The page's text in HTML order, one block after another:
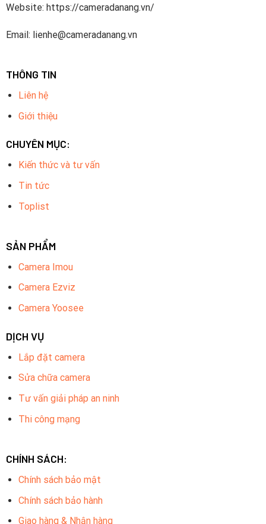
Website: https://cameradanang.vn/
Email: lienhe@cameradanang.vn
THÔNG TIN
Liên hệ
Giới thiệu
CHUYÊN MỤC:
Kiến thức và tư vấn
Tin tức
Toplist
SẢN PHẨM
Camera Imou
Camera Ezviz
Camera Yoosee
DỊCH VỤ
Lắp đặt camera
Sửa chữa camera
Tư vấn giải pháp an ninh
Thi công mạng
CHÍNH SÁCH:
Chính sách bảo mật
Chính sách bảo hành
Giao hàng & Nhận hàng